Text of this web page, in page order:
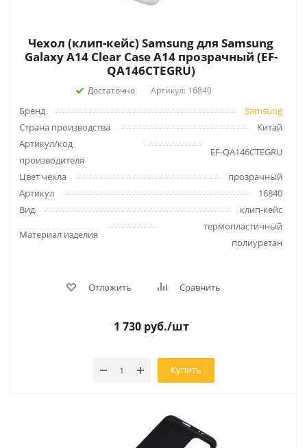
Чехол (клип-кейс) Samsung для Samsung
Galaxy A14 Clear Сase A14 прозрачный (EF-
QA146CTEGRU)
Достаточно Артикул: 16840
Бренд
Samsung
Страна производства
Китай
Артикул/код
производителя
EF-QA146CTEGRU
Цвет чехла
прозрачный
Артикул
16840
Вид
клип-кейс
Материал изделия
термопластичный
полиуретан
Отложить Сравнить
1 730руб./шт
Купить